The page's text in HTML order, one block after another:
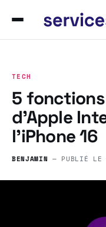
TECH
5
d’Apple
l’iPhone 16
BENJAMIN — PUBLIÉ